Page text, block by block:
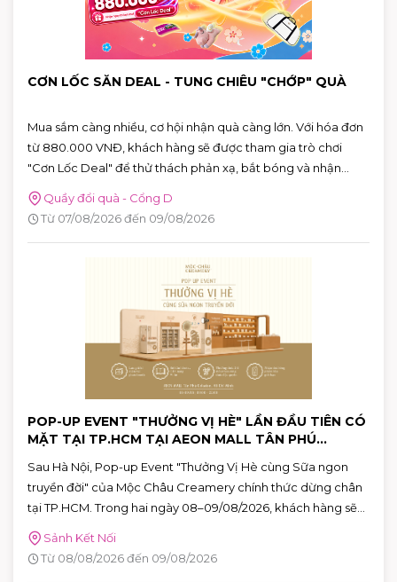
CƠN LỐC SĂN DEAL - TUNG CHIÊU "CHỚP" QUÀ
Mua sắm càng nhiều, cơ hội nhận quà càng lớn. Với hóa đơn
từ 880.000 VNĐ, khách hàng sẽ được tham gia trò chơi
"Cơn Lốc Deal" để thử thách phản xạ, bắt bóng và nhận
ngay những phần quà hấp dẫn tại AEON MALL Tân Phú
Celadon.
Quầy đổi quà - Cổng D
Từ 07/08/2026 đến 09/08/2026
POP-UP EVENT "THƯỞNG VỊ HÈ" LẦN ĐẦU TIÊN CÓ
MẶT TẠI TP.HCM TẠI AEON MALL TÂN PHÚ
Sau Hà Nội, Pop-up Event "Thưởng Vị Hè cùng Sữa ngon
truyền đời" của Mộc Châu Creamery chính thức dừng chân
tại TP.HCM. Trong hai ngày 08–09/08/2026, khách hàng sẽ
có cơ hội khám phá những hương vị mùa hè độc đáo, tham
gia nhiều hoạt động tương tác thú vị và nhận quà tặng phiên
bản giới hạn tại AEON MALL Tân Phú Celadon.
Sảnh Kết Nối
Từ 08/08/2026 đến 09/08/2026